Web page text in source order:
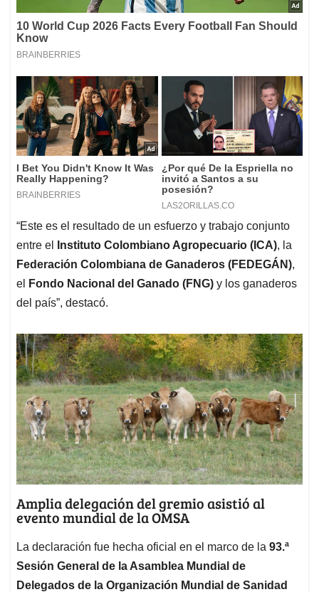
“Este es el resultado de un esfuerzo y trabajo conjunto
entre el
Instituto Colombiano Agropecuario (ICA), la
Federación Colombiana de Ganaderos (FEDEGÁN),
el
Fondo Nacional del Ganado (FNG) y los ganaderos
del país”, destacó.
Amplia delegación del gremio asistió al
evento mundial de la OMSA
La declaración fue hecha oficial en el marco de la 93.ª
Sesión General de la Asamblea Mundial de
Delegados de la Organización Mundial de Sanidad